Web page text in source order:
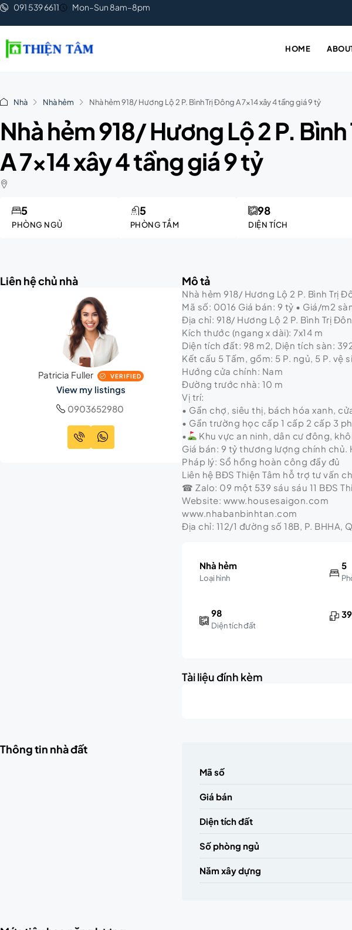
091 539 6611 Mon–Sun 8am–8pm
HOME
Nhà Nhà hẻm Nhà hẻm 918/ Hương Lộ 2 P. Bình Trị Đông A 7×14 xây 4 tầng giá 9 tỷ
Nhà hẻm 918/ Hương Lộ 2 P.
A 7×14 xây 4 tầng giá 9 tỷ
PHÒNG NGỦ
5
PHÒNG TẮM
5
DIỆN TÍCH
98
Liên hệ chủ nhà
Patricia Fuller VERIFIED
View my listings
0903652980
Mô tả
Nhà hẻm 918/ Hương Lộ 2 P. Bình Trị
Mã số: 0016 Giá bán: 9 tỷ • Giá/m2
Địa chỉ: 918/ Hương Lộ 2 P. Bình Trị
Kích thước (ngang x dài): 7x14 m
Diện tích đất: 98 m2, Diện tích sàn:
Kết cấu 5 Tấm, gồm: 5 P. ngủ, 5 P. vệ
Hướng cửa chính: Nam
Đường trước nhà: 10 m
Vị trí:
• Gần chợ, siêu thị, bách hóa xanh,
• Gần trường học cấp 1 cấp 2 cấp 3
•
Khu vực an ninh, dân cư đông,
Giá bán: 9 tỷ thương lượng chính chủ.
Pháp lý: Sổ hồng hoàn công đầy đủ
Liên hệ BĐS Thiện Tâm hỗ trợ tư vấn
☎ Zalo: 09 một 539 sáu sáu 11 BĐS
Website: www.housesaigon.com
www.nhabanbinhtan.com
Địa chỉ: 112/1 đường số 18B, P. BHHA,
Nhà hẻm
Loại hình
5
98
Diện tích đất
Tài liệu đính kèm
Thông tin nhà đất
Mã số
Giá bán
Diện tích đất
Số phòng ngủ
Năm xây dựng